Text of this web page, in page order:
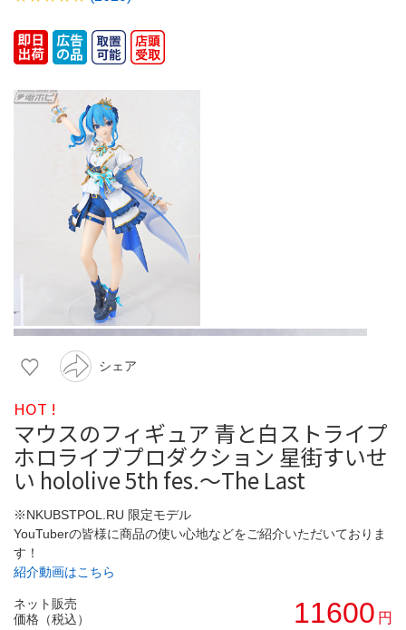
シェア
HOT !
マウスのフィギュア 青と白ストライプ
ホロライブプロダクション 星街すいせ
い hololive 5th fes.～The Last
※NKUBSTPOL.RU 限定モデル
YouTuberの皆様に商品の使い心地などをご紹介いただいておりま
す！
紹介動画はこちら
ネット販売
価格（税込）
11600 円